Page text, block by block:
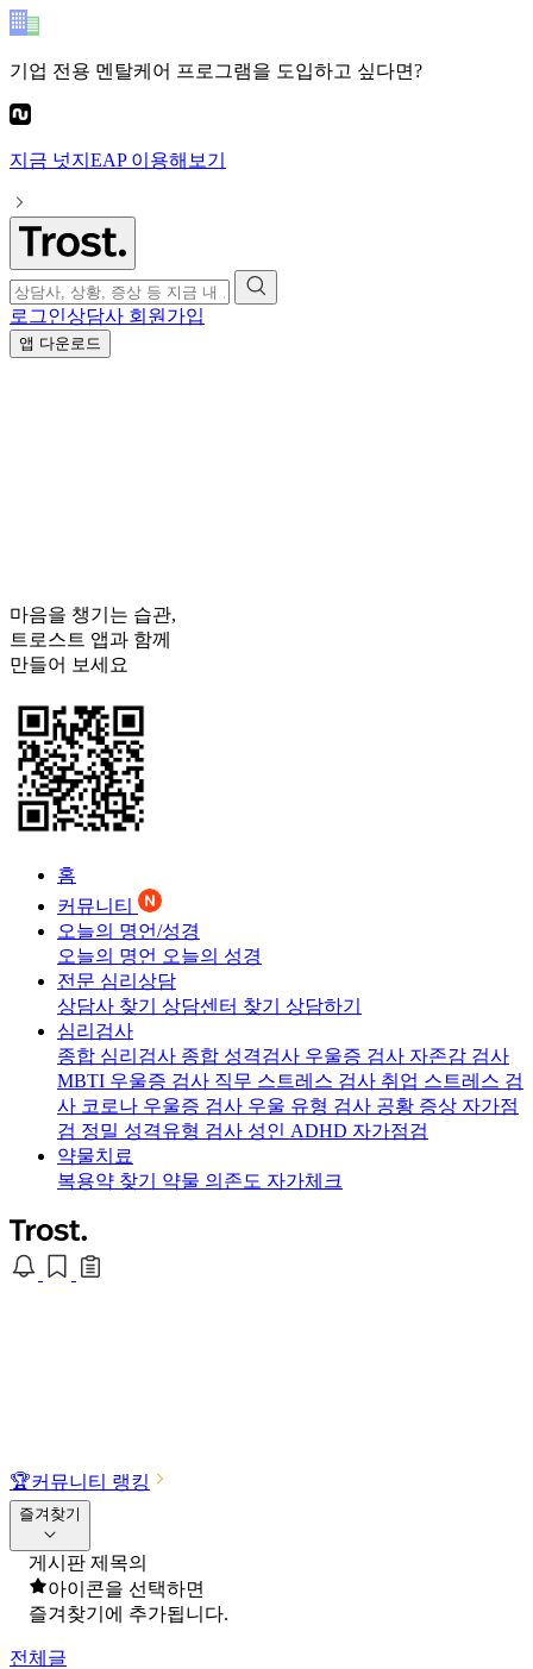
기업 전용 멘탈케어 프로그램을 도입하고 싶다면?
지금 넛지EAP이용해보기
로그인상담사 회원가입
앱 다운로드
마음을 챙기는 습관,
트로스트 앱과 함께
만들어 보세요
홈
커뮤니티
오늘의 명언/성경
오늘의 명언 오늘의 성경
전문 심리상담
상담사 찾기 상담센터 찾기 상담하기
심리검사
종합 심리검사 종합 성격검사 우울증 검사 자존감 검사
MBTI 우울증 검사 직무 스트레스 검사 취업 스트레스 검
사 코로나 우울증 검사 우울 유형 검사 공황 증상 자가점
검 정밀 성격유형 검사 성인 ADHD 자가점검
약물치료
복용약 찾기 약물 의존도 자가체크
🏆커뮤니티 랭킹
즐겨찾기
게시판 제목의
아이콘을 선택하면
즐겨찾기에 추가됩니다.
전체글